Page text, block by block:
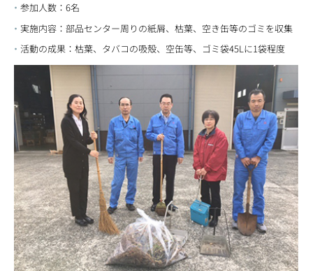
参加人数：6名
実施内容：部品センター周りの紙屑、枯葉、空き缶等のゴミを収集
活動の成果：枯葉、タバコの吸殻、空缶等、ゴミ袋45Lに1袋程度